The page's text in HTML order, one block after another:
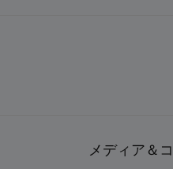
メディア＆